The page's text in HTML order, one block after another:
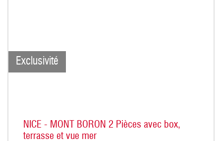
Exclusivité
NICE - MONT BORON 2 Pièces avec box,
terrasse et vue mer